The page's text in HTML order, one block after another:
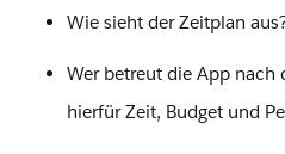
Wie sieht der Zeitplan
Wer betreut die App nach
hierfür Zeit, Budget und